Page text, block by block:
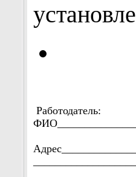
Работодатель: